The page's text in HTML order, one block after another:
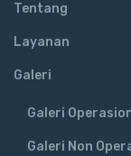
Tentang
Layanan
Galeri
Galeri
Galeri Non